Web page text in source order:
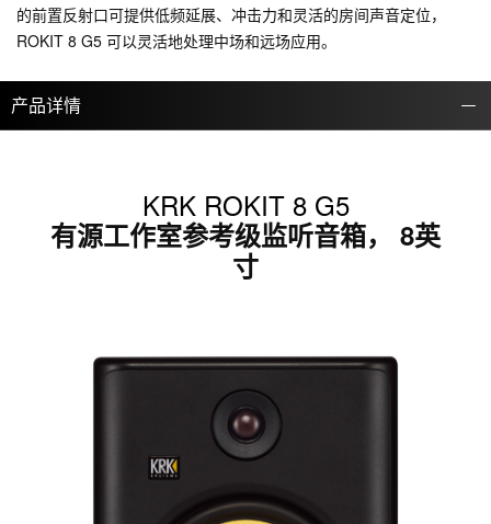
的前置反射口可提供低频延展、冲击力和灵活的房间声音定位，
ROKIT 8 G5 可以灵活地处理中场和远场应用。
产品详情
KRK ROKIT 8 G5
有源工作室参考级监听音箱， 8英
寸